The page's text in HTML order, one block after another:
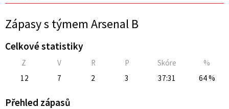
Zápasy s týmem Arsenal B
Celkové statistiky
Z V R P Skóre
%
12
7 2 3 37:31 64 %
Přehled zápasů